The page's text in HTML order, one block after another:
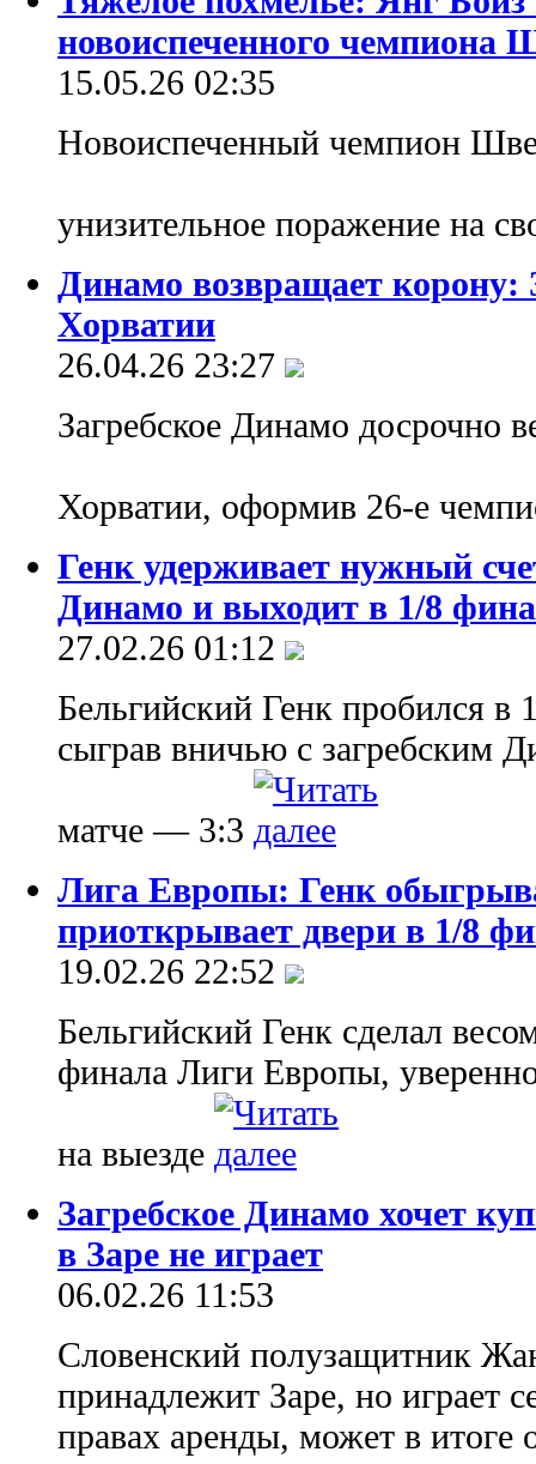
новоиспеченного чемпиона
15.05.26 02:35
Новоиспеченный чемпион
унизительное поражение на
Динамо возвращает корону:
Хорватии
26.04.26 23:27
Загребское Динамо досрочно
Хорватии, оформив 26-е
Генк удерживает нужный
Динамо и выходит в 1/8
27.02.26 01:12
Бельгийский Генк пробился
сыграв вничью с загребским
матче — 3:3
Лига Европы: Генк
приоткрывает двери в 1/8
19.02.26 22:52
Бельгийский Генк сделал
финала Лиги Европы,
на выезде
Загребское Динамо хочет
в Заре не играет
06.02.26 11:53
Словенский полузащитник
принадлежит Заре, но играет
правах аренды, может в итоге